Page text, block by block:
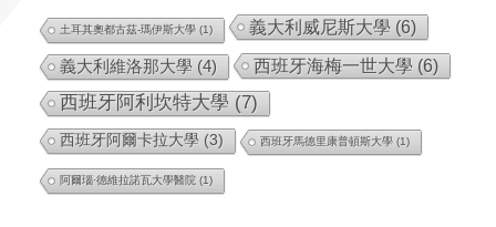
土耳其奧都古茲-瑪伊斯大學 (1) 義大利威尼斯大學 (6)
義大利維洛那大學 (4) 西班牙海梅一世大學 (6)
西班牙阿利坎特大學 (7)
西班牙阿爾卡拉大學 (3) 西班牙馬德里康普頓斯大學 (1)
阿爾瑙·德維拉諾瓦大學醫院 (1)